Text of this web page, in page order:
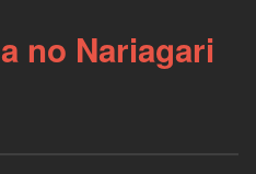
no Nariagari